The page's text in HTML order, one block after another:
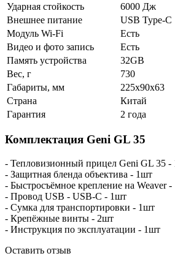
Ударная стойкость
6000 Дж
Внешнее питание
USB Type-C
Модуль Wi-Fi
Есть
Видео и фото запись
Есть
Память устройства
32GB
Вес, г
730
Габариты, мм
225x90x63
Страна
Китай
Гарантия
2 года
Комплектация Geni GL 35
- Тепловизионный прицел Geni GL 35 -
- Защитная бленда объектива - 1шт
- Быстросъёмное крепление на Weaver
- Провод USB - USB-C - 1шт
- Сумка для транспортировки - 1шт
- Крепёжные винты - 2шт
- Инструкция по эксплуатации - 1шт
Оставить отзыв